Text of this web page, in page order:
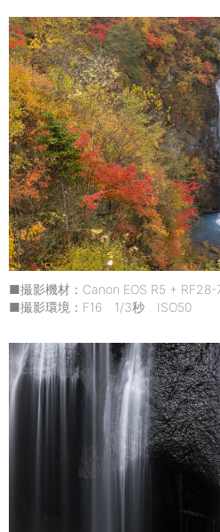
■撮影機材：Canon EOS R5 +
■撮影環境：F16 1/3秒 ISO50